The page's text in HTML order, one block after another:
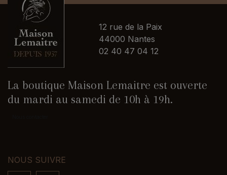
12 rue de la Paix
44000 Nantes
02 40 47 04 12
La boutique Maison Lemaitre est ouverte
du mardi au samedi de 10h à 19h.
NOUS SUIVRE